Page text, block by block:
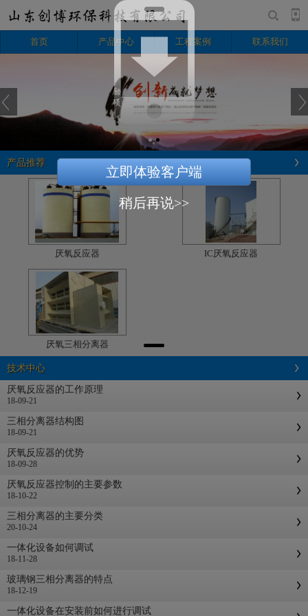
首页 产品中心 工程案例 联系我们
产品推荐
厌氧反应器 IC厌氧反应器
厌氧三相分离器
技术中心
厌氧反应器的工作原理
18-09-21
三相分离器结构图
18-09-21
厌氧反应器的优势
18-09-28
厌氧反应器控制的主要参数
18-10-22
三相分离器的主要分类
20-10-24
一体化设备如何调试
18-11-28
玻璃钢三相分离器的特点
18-12-19
一体化设备在安装前如何进行调试
立即体验客户端
稍后再说>>